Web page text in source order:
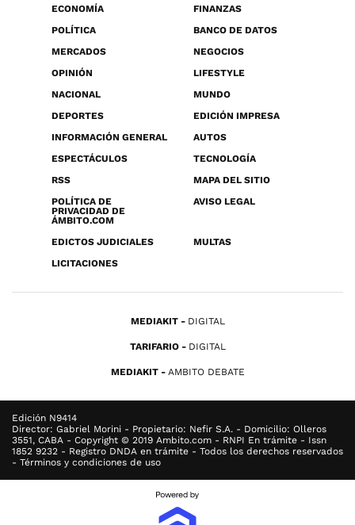
ECONOMÍA
FINANZAS
POLÍTICA
BANCO DE DATOS
MERCADOS
NEGOCIOS
OPINIÓN
LIFESTYLE
NACIONAL
MUNDO
DEPORTES
EDICIÓN IMPRESA
INFORMACIÓN GENERAL
AUTOS
ESPECTÁCULOS
TECNOLOGÍA
RSS
MAPA DEL SITIO
POLÍTICA DE
PRIVACIDAD DE
ÁMBITO.COM
AVISO LEGAL
EDICTOS JUDICIALES
MULTAS
LICITACIONES
MEDIAKIT DIGITAL
TARIFARIO DIGITAL
MEDIAKIT AMBITO DEBATE
Edición N9414
Director: Gabriel Morini - Propietario: Nefir S.A. - Domicilio: Olleros
3551, CABA - Copyright © 2019 Ambito.com - RNPI En trámite - Issn
1852 9232 - Registro DNDA en trámite - Todos los derechos reservados
- Términos y condiciones de uso